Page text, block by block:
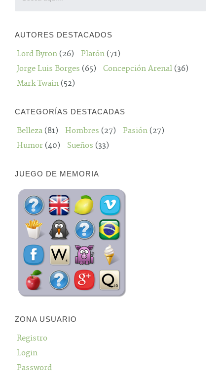
AUTORES DESTACADOS
Lord Byron (26) Platón (71)
Jorge Luis Borges (65) Concepción Arenal (36)
Mark Twain (52)
CATEGORÍAS DESTACADAS
Belleza (81) Hombres (27) Pasión (27)
Humor (40) Sueños (33)
JUEGO DE MEMORIA
ZONA USUARIO
Registro
Login
Password